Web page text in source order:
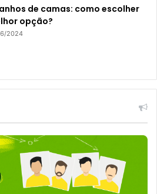
de camas: como escolher
opção?
2024